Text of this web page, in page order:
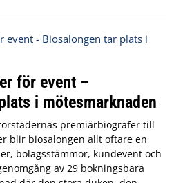
för event –
i mötesmarknaden
premiärbiografer till
blir biosalongen allt oftare en
bolagsstämmor, kundevent och
av 29 bokningsbara